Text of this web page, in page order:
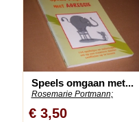
Speels omgaan met...
Rosemarie Portmann;
€ 3,50